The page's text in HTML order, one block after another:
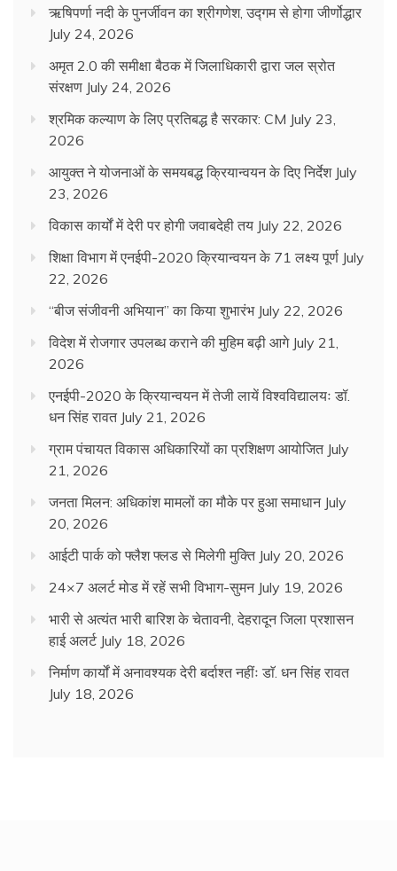
ऋषिपर्णा नदी के पुनर्जीवन का श्रीगणेश, उद्गम से होगा जीर्णोद्धार
July 24, 2026
अमृत 2.0 की समीक्षा बैठक में जिलाधिकारी द्वारा जल स्रोत
संरक्षण July 24, 2026
श्रमिक कल्याण के लिए प्रतिबद्ध है सरकार: CM July 23,
2026
आयुक्त ने योजनाओं के समयबद्ध क्रियान्वयन के दिए निर्देश July
23, 2026
विकास कार्यों में देरी पर होगी जवाबदेही तय July 22, 2026
शिक्षा विभाग में एनईपी-2020 क्रियान्वयन के 71 लक्ष्य पूर्ण July
22, 2026
“बीज संजीवनी अभियान” का किया शुभारंभ July 22, 2026
विदेश में रोजगार उपलब्ध कराने की मुहिम बढ़ी आगे July 21,
2026
एनईपी-2020 के क्रियान्वयन में तेजी लायें विश्वविद्यालयः डॉ.
धन सिंह रावत July 21, 2026
ग्राम पंचायत विकास अधिकारियों का प्रशिक्षण आयोजित July
21, 2026
जनता मिलन: अधिकांश मामलों का मौके पर हुआ समाधान July
20, 2026
आईटी पार्क को फ्लैश फ्लड से मिलेगी मुक्ति July 20, 2026
24×7 अलर्ट मोड में रहें सभी विभाग-सुमन July 19, 2026
भारी से अत्यंत भारी बारिश के चेतावनी, देहरादून जिला प्रशासन
हाई अलर्ट July 18, 2026
निर्माण कार्यों में अनावश्यक देरी बर्दाश्त नहींः डाॅ. धन सिंह रावत
July 18, 2026